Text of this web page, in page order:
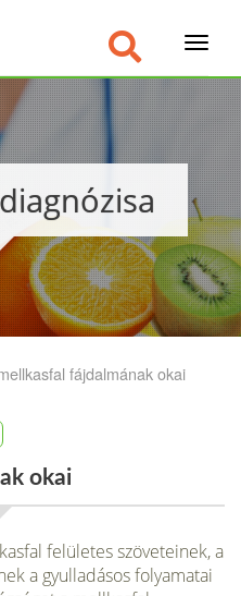
fájdalmának okai
okai
felületes szöveteinek, a
a gyulladásos folyamatai